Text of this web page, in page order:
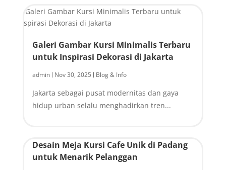
Galeri Gambar Kursi Minimalis Terbaru
untuk Inspirasi Dekorasi di Jakarta
admin | Nov 30, 2025 | Blog & Info
Jakarta sebagai pusat modernitas dan gaya
hidup urban selalu menghadirkan tren...
Desain Meja Kursi Cafe Unik di Padang
untuk Menarik Pelanggan